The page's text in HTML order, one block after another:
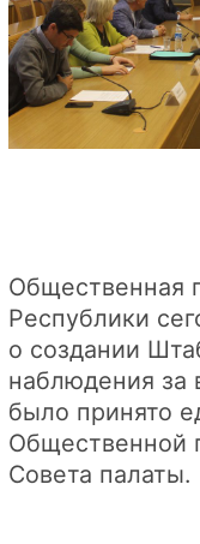
Общественная
Республики
о создании
наблюдения за
было принято
Общественной
Совета палаты.